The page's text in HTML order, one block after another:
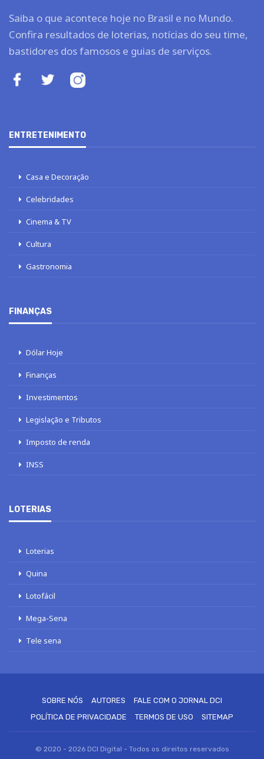
Saiba o que acontece hoje no Brasil e no Mundo.
Confira resultados de loterias, notícias do seu time,
bastidores dos famosos e guias de serviços.
ENTRETENIMENTO
Casa e Decoração
Celebridades
Cinema & TV
Cultura
Gastronomia
FINANÇAS
Dólar Hoje
Finanças
Investimentos
Legislação e Tributos
Imposto de renda
INSS
LOTERIAS
Loterias
Quina
Lotofácil
Mega-Sena
Tele sena
SOBRE NÓS AUTORES
FALE COM O JORNAL DCI
POLÍTICA DE PRIVACIDADE
TERMOS DE USO SITEMAP
© 2020 - 2026 DCI Digital - Todos os direitos reservados